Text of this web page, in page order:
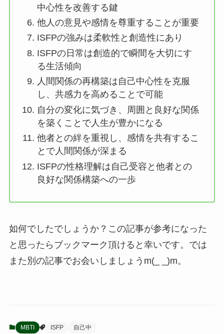
中心性を改善する鍵
他人の意見や感情を尊重することが重要
ISFPの強みは柔軟性と創造性にあり
ISFPの日常は創造的で瞬間を大切にす
る生活傾向
人間関係の再構築は自己中心性を克服
し、共感力を高めることで可能
自分の変化に気づき、周囲と良好な関係
を築くことで人生が豊かになる
他者との絆を重視し、感情を共有するこ
とで人間関係が深まる
ISFPの性格理解は自己受容と他者との
良好な関係構築への一歩
如何でしたでしょうか？この記事が参考になった
と思ったらブックマーク頂けると幸いです。では
また別の記事でお会いしましょうm(_ _)m。
MBTI ISFP 自己中